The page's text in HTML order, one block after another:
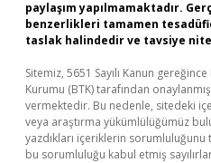
paylaşım yapılmamaktadır.
benzerlikleri tamamen
taslak halindedir ve tavsiye
Sitemiz, 5651 Sayılı Kanun
Kurumu (BTK) tarafından
vermektedir. Bu nedenle, sitedeki
veya araştırma yükümlülüğümüz
yazdıkları içeriklerin
bu sorumluluğu kabul etmiş